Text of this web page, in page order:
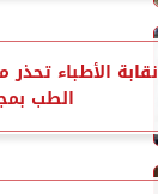
نقابة الأطباء
الطب